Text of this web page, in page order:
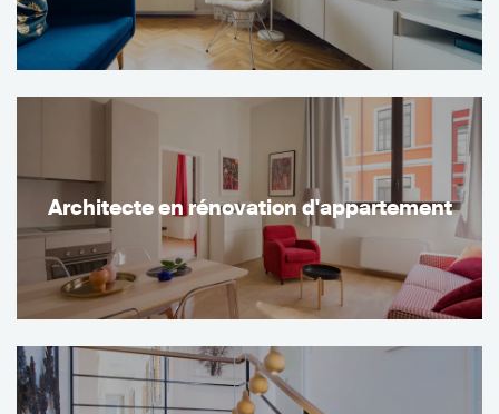
Architecte en rénovation d'appartement